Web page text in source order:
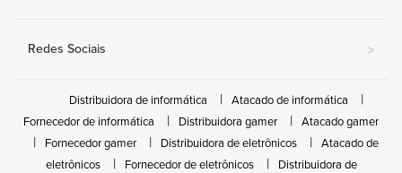
Redes Sociais >
Distribuidora de informática
Atacado de informática
Fornecedor de informática
Distribuidora gamer
Atacado gamer
Fornecedor gamer
Distribuidora de eletrônicos
Atacado de
eletrônicos
Fornecedor de eletrônicos Distribuidora de